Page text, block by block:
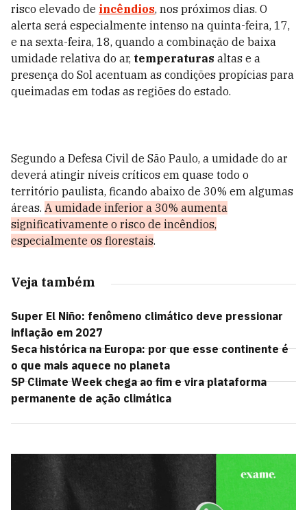
risco elevado de incêndios, nos próximos dias. O
alerta será especialmente intenso na quinta-feira, 17,
e na sexta-feira, 18, quando a combinação de baixa
umidade relativa do ar, temperaturas altas e a
presença do Sol acentuam as condições propícias para
queimadas em todas as regiões do estado.
Segundo a Defesa Civil de São Paulo, a umidade do ar
deverá atingir níveis críticos em quase todo o
território paulista, ficando abaixo de 30% em algumas
áreas. A umidade inferior a 30% aumenta
significativamente o risco de incêndios,
especialmente os florestais.
Veja também
Super El Niño: fenômeno climático deve pressionar
inflação em 2027
Seca histórica na Europa: por que esse continente é
o que mais aquece no planeta
SP Climate Week chega ao fim e vira plataforma
permanente de ação climática